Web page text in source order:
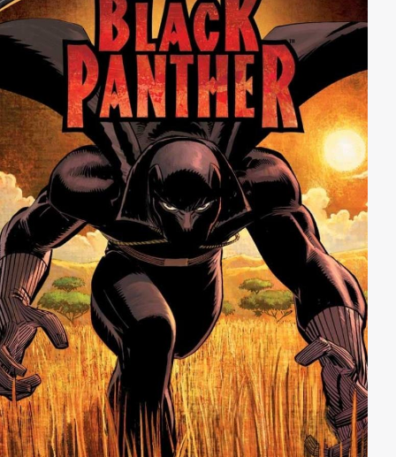
Techniker Huck dabei, knifflige Fälle zu lösen.